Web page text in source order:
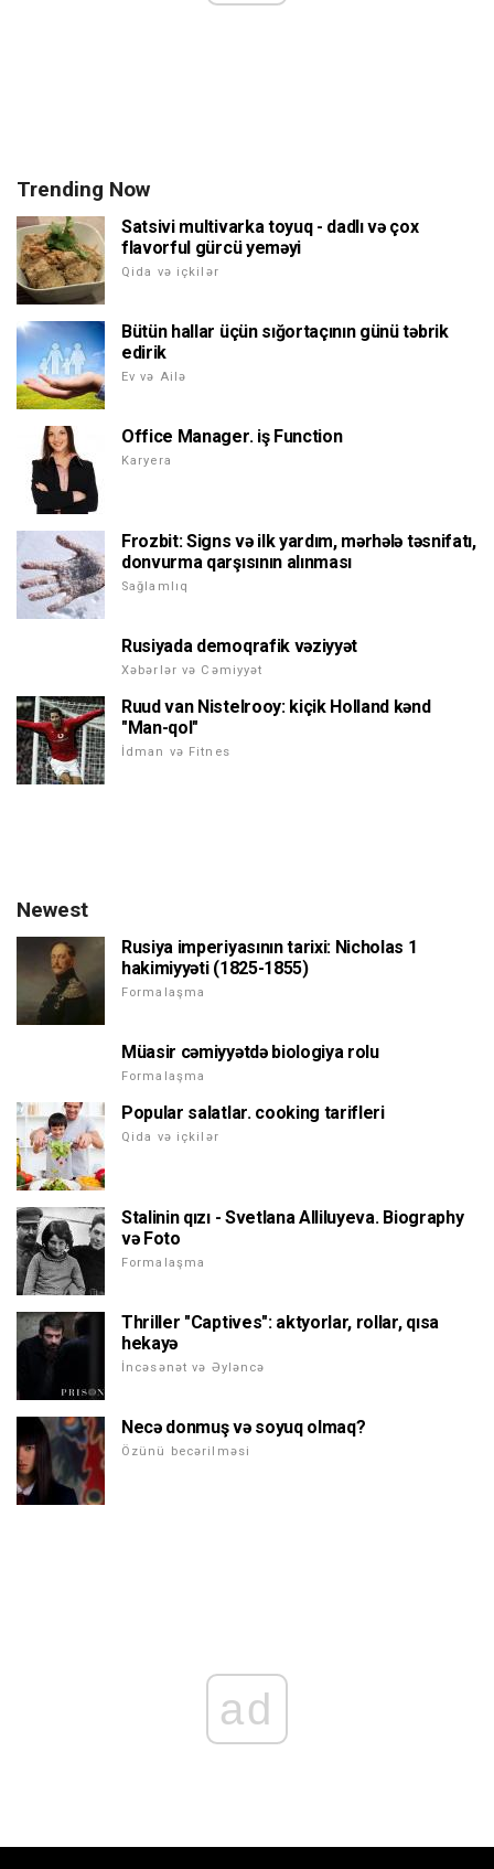
Trending Now
Satsivi multivarka toyuq - dadlı və çox
flavorful gürcü yeməyi
Qida və içkilər
Bütün hallar üçün sığortaçının günü təbrik
edirik
Ev və Ailə
Office Manager. iş Function
Karyera
Frozbit: Signs və ilk yardım, mərhələ təsnifatı,
donvurma qarşısının alınması
Sağlamlıq
Rusiyada demoqrafik vəziyyət
Xəbərlər və Cəmiyyət
Ruud van Nistelrooy: kiçik Holland kənd
"Man-qol"
İdman və Fitnes
Newest
Rusiya imperiyasının tarixi: Nicholas 1
hakimiyyəti (1825-1855)
Formalaşma
Müasir cəmiyyətdə biologiya rolu
Formalaşma
Popular salatlar. cooking tarifleri
Qida və içkilər
Stalinin qızı - Svetlana Alliluyeva. Biography
və Foto
Formalaşma
Thriller "Captives": aktyorlar, rollar, qısa
hekayə
İncəsənət və Əyləncə
Necə donmuş və soyuq olmaq?
Özünü becərilməsi
ad